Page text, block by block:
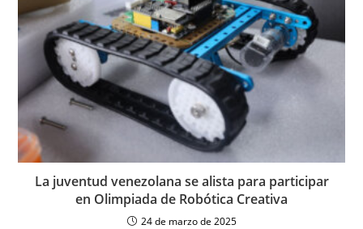
La juventud venezolana se alista para participar
en Olimpiada de Robótica Creativa
24 de marzo de 2025